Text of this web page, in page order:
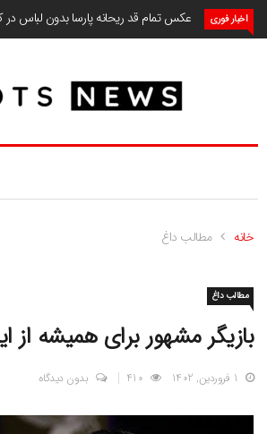
اخبار فوری عکس تمام قد ریحانه پارسا بدون لباس
خانه مطالب داغ
مطالب داغ
بازیگر مشهور برای همیشه از
1 فروردین, 1402 بدون دیدگاه